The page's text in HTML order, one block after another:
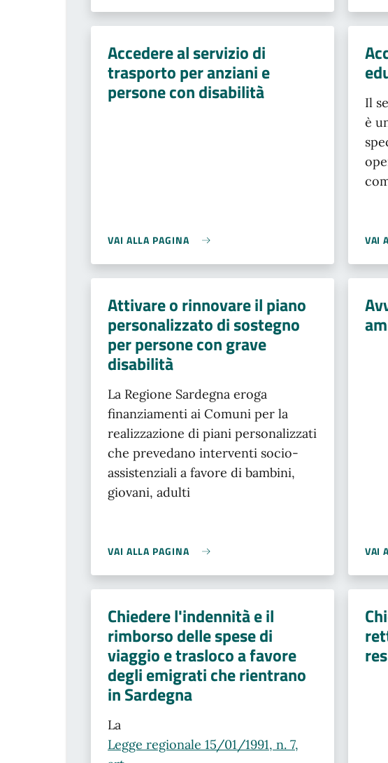
Accedere al servizio di
trasporto per anziani e
persone con disabilità
VAI ALLA PAGINA
Il
è
VAI
Attivare o rinnovare il piano
personalizzato di sostegno
per persone con grave
disabilità
La Regione Sardegna eroga
finanziamenti ai Comuni per la
realizzazione di piani personalizzati
che prevedano interventi socio-
assistenziali a favore di bambini,
giovani, adulti
VAI ALLA PAGINA VAI
Chiedere l'indennità e il
rimborso delle spese di
viaggio e trasloco a favore
degli emigrati che rientrano
in Sardegna
La
Legge regionale 15/01/1991, n. 7,